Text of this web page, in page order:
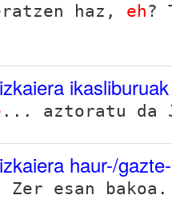
haz, eh?
... aztoratu da
haur-/
esan bakoa.